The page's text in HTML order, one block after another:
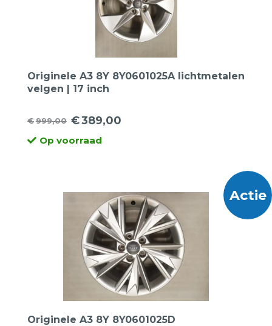
Originele A3 8Y 8Y0601025A lichtmetalen
velgen | 17 inch
€999,00
Oorspronkelijke
prijs
€389,00
Huidige
prijsOp voorraad
Actie
Originele A3 8Y 8Y0601025D